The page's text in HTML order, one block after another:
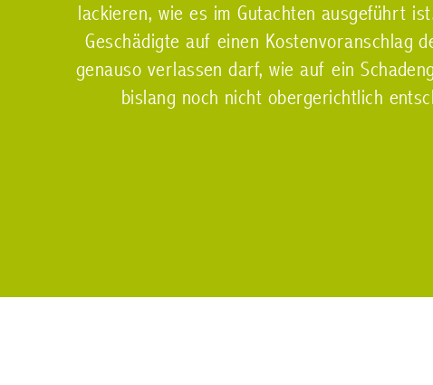
lackieren, wie es im Gutachten ausgeführt
Geschädigte auf einen Kostenvoranschlag
genauso verlassen darf, wie auf ein
bislang noch nicht obergerichtlich